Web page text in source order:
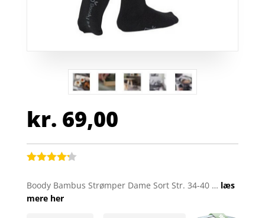
kr. 69,00
ud af 5
baseret
Boody Bambus Strømper Dame Sort Str. 34-40 … læs
mere her